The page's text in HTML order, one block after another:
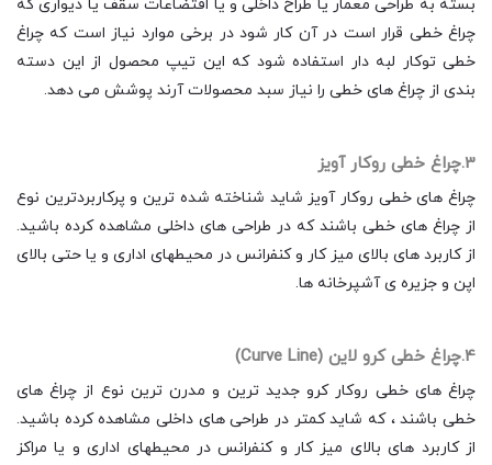
بسته به طراحی معمار یا طراح داخلی و یا اقتضاعات سقف یا دیواری که
چراغ خطی قرار است در آن کار شود در برخی موارد نیاز است که چراغ
خطی توکار لبه دار استفاده شود که این تیپ محصول از این دسته
بندی از چراغ های خطی را نیاز سبد محصولات آرند پوشش می دهد.
3.چراغ خطی روکار آویز
چراغ های خطی روکار آویز شاید شناخته شده ترین و پرکاربردترین نوع
از چراغ های خطی باشند که در طراحی های داخلی مشاهده کرده باشید.
از کاربرد های بالای میز کار و کنفرانس در محیطهای اداری و یا حتی بالای
اپن و جزیره ی آشپرخانه ها.
4.چراغ خطی کرو لاین (Curve Line)
چراغ های خطی روکار کرو جدید ترین و مدرن ترین نوع از چراغ های
خطی باشند ، که شاید کمتر در طراحی های داخلی مشاهده کرده باشید.
از کاربرد های بالای میز کار و کنفرانس در محیطهای اداری و یا مراکز